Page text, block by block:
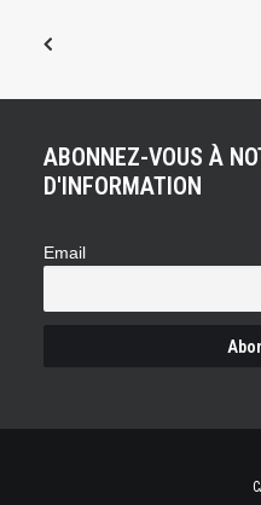
ABONNEZ-VOUS À
D'INFORMATION
Email